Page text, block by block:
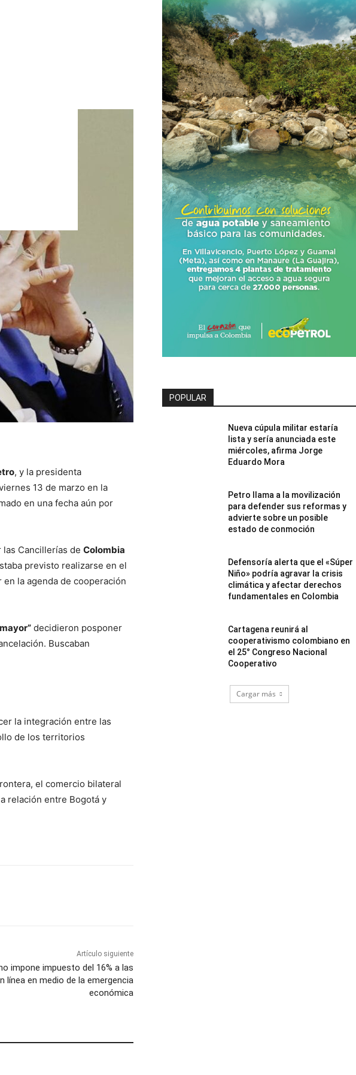
, y la presidenta
13 de marzo en la
en una fecha aún por
Cancillerías de Colombia
previsto realizarse en el
la agenda de cooperación
decidieron posponer
Buscaban
la integración entre las
de los territorios
el comercio bilateral
relación entre Bogotá y
Artículo siguiente
impone impuesto del 16% a las
línea en medio de la emergencia
económica
POPULAR
Nueva cúpula militar estaría
lista y sería anunciada este
miércoles, afirma Jorge
Eduardo Mora
Petro llama a la movilización
para defender sus reformas y
advierte sobre un posible
estado de conmoción
Defensoría alerta que el «Súper
Niño» podría agravar la crisis
climática y afectar derechos
fundamentales en Colombia
Cartagena reunirá al
cooperativismo colombiano en
el 25° Congreso Nacional
Cooperativo
Cargar más